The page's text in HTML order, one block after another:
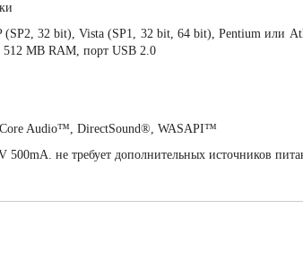
(SP2, 32 bit), Vista (SP1, 32 bit, 64 bit), Pentium или
MB RAM, порт USB 2.0
Audio™, DirectSound®, WASAPI™
500mA. не требует дополнительных источников